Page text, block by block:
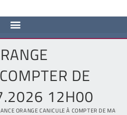
DE
12H00
ORANGE CANICULE À COMPTER DE